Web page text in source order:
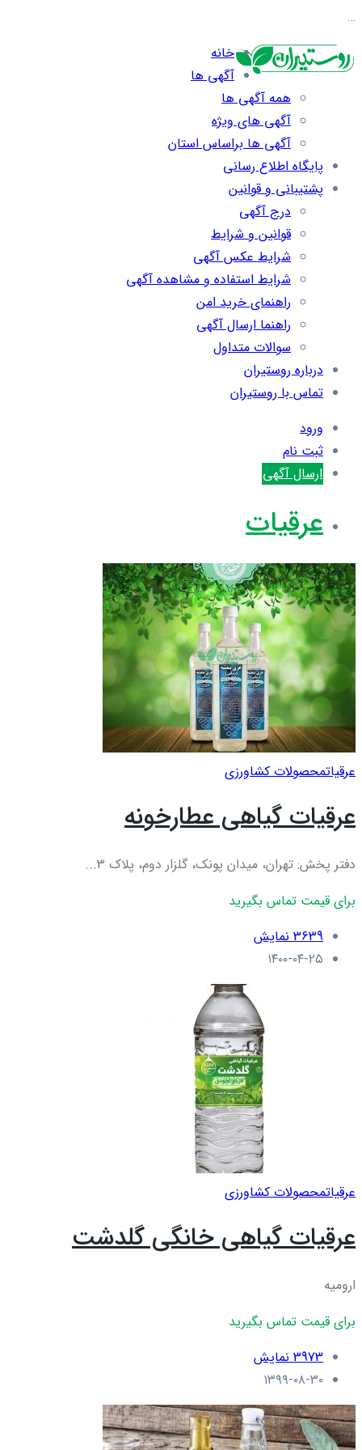
…
خانه
آگهی ها
همه آگهی ها
آگهی های ویژه
آگهی ها براساس استان
پایگاه اطلاع رسانی
پشتیبانی و قوانین
درج آگهی
قوانین و شرایط
شرایط عکس آگهی
شرایط استفاده و مشاهده آگهی
راهنمای خرید امن
راهنما ارسال آگهی
سوالات متداول
درباره روستیران
تماس با روستیران
ورود
ثبت نام
ارسال آگهی
عرقيات
عرقياتمحصولات کشاورزی
عرقیات گیاهی عطارخونه
دفتر پخش: تهران، میدان پونک، گلزار دوم، پلاک 3...
برای قیمت تماس بگیرید
3639 نمایش
۱۴۰۰-۰۴-۲۵
عرقياتمحصولات کشاورزی
عرقیات گیاهی خانگی گلدشت
ارومیه
برای قیمت تماس بگیرید
3973 نمایش
۱۳۹۹-۰۸-۳۰